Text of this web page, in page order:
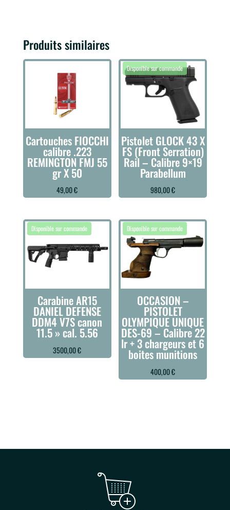
Produits similaires
Cartouches FIOCCHI
calibre .223
REMINGTON FMJ 55
gr X 50
49,00€
Pistolet GLOCK 43 X
FS (Front Serration)
Rail – Calibre 9×19
Parabellum
980,00€
Carabine AR15
DANIEL DEFENSE
DDM4 V7S canon
11.5 » cal. 5.56
3500,00€
OCCASION –
PISTOLET
OLYMPIQUE UNIQUE
DES-69 – Calibre 22
lr + 3 chargeurs et 6
boites munitions
400,00€